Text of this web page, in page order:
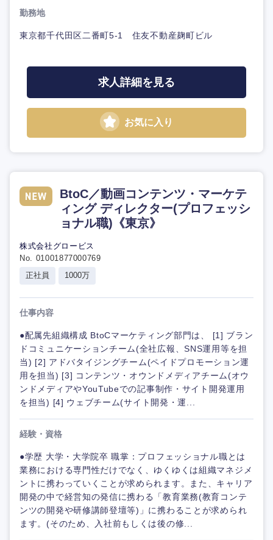
勤務地
東京都千代田区二番町5-1 住友不動産麹町ビル
求人詳細を見る
お気に入り
BtoC／動画コンテンツ・マーケテ
ィング ディレクター(プロフェッシ
ョナル職)《東京》
株式会社グロービス
No. 01001877000769
正社員
1000万
仕事内容
●配属先組織構成 BtoCマーケティング部門は、 [1] ブラン
ドコミュニケーションチーム(全社広報、SNS運用等を担
当) [2] アドバタイジングチーム(ペイドプロモーション運
用を担当) [3] コンテンツ・オウンドメディアチーム(オウ
ンドメディアやYouTubeでの記事制作・サイト開発運用
を担当) [4] ウェブチーム(サイト開発・運...
経験・資格
●学歴 大学・大学院卒 職掌：プロフェッショナル職とは
業務における専門性だけでなく、ゆくゆくは組織マネジメ
ントに携わっていくことが求められます。また、キャリア
開発の中で経営知の発信に携わる「教育業務(教育コンテ
ンツの開発や研修講師登壇等)」に携わることが求められ
ます。(そのため、入社前もしくは後の修...